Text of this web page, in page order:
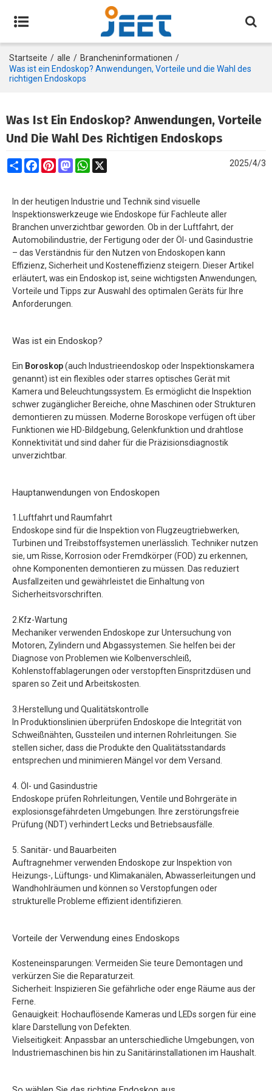
Startseite / alle / Brancheninformationen /
Was ist ein Endoskop? Anwendungen, Vorteile und die Wahl des
richtigen Endoskops
Was Ist Ein Endoskop? Anwendungen, Vorteile
Und Die Wahl Des Richtigen Endoskops
ShareFacebookPinterestMastodonWhatsApp 2025/4/3
In der heutigen Industrie und Technik sind visuelle
Inspektionswerkzeuge wie Endoskope für Fachleute aller
Branchen unverzichtbar geworden. Ob in der Luftfahrt, der
Automobilindustrie, der Fertigung oder der Öl- und Gasindustrie
– das Verständnis für den Nutzen von Endoskopen kann
Effizienz, Sicherheit und Kosteneffizienz steigern. Dieser Artikel
erläutert, was ein Endoskop ist, seine wichtigsten Anwendungen,
Vorteile und Tipps zur Auswahl des optimalen Geräts für Ihre
Anforderungen.
Was ist ein Endoskop?
Ein Boroskop(auch Industrieendoskop oder Inspektionskamera
genannt) ist ein flexibles oder starres optisches Gerät mit
Kamera und Beleuchtungssystem. Es ermöglicht die Inspektion
schwer zugänglicher Bereiche, ohne Maschinen oder Strukturen
demontieren zu müssen. Moderne Boroskope verfügen oft über
Funktionen wie HD-Bildgebung, Gelenkfunktion und drahtlose
Konnektivität und sind daher für die Präzisionsdiagnostik
unverzichtbar.
Hauptanwendungen von Endoskopen
1.Luftfahrt und Raumfahrt
Endoskope sind für die Inspektion von Flugzeugtriebwerken,
Turbinen und Treibstoffsystemen unerlässlich. Techniker nutzen
sie, um Risse, Korrosion oder Fremdkörper (FOD) zu erkennen,
ohne Komponenten demontieren zu müssen. Das reduziert
Ausfallzeiten und gewährleistet die Einhaltung von
Sicherheitsvorschriften.
2.Kfz-Wartung
Mechaniker verwenden Endoskope zur Untersuchung von
Motoren, Zylindern und Abgassystemen. Sie helfen bei der
Diagnose von Problemen wie Kolbenverschleiß,
Kohlenstoffablagerungen oder verstopften Einspritzdüsen und
sparen so Zeit und Arbeitskosten.
3.Herstellung und Qualitätskontrolle
In Produktionslinien überprüfen Endoskope die Integrität von
Schweißnähten, Gussteilen und internen Rohrleitungen. Sie
stellen sicher, dass die Produkte den Qualitätsstandards
entsprechen und minimieren Mängel vor dem Versand.
4. Öl- und Gasindustrie
Endoskope prüfen Rohrleitungen, Ventile und Bohrgeräte in
explosionsgefährdeten Umgebungen. Ihre zerstörungsfreie
Prüfung (NDT) verhindert Lecks und Betriebsausfälle.
5. Sanitär- und Bauarbeiten
Auftragnehmer verwenden Endoskope zur Inspektion von
Heizungs-, Lüftungs- und Klimakanälen, Abwasserleitungen und
Wandhohlräumen und können so Verstopfungen oder
strukturelle Probleme effizient identifizieren.
Vorteile der Verwendung eines Endoskops
Kosteneinsparungen: Vermeiden Sie teure Demontagen und
verkürzen Sie die Reparaturzeit.
Sicherheit: Inspizieren Sie gefährliche oder enge Räume aus der
Ferne.
Genauigkeit: Hochauflösende Kameras und LEDs sorgen für eine
klare Darstellung von Defekten.
Vielseitigkeit: Anpassbar an unterschiedliche Umgebungen, von
Industriemaschinen bis hin zu Sanitärinstallationen im Haushalt.